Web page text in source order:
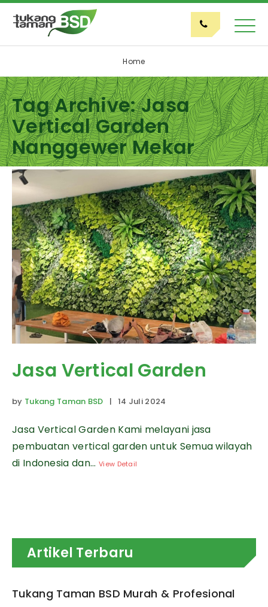
Home
Tag Archive: Jasa
Vertical Garden
Nanggewer Mekar
Jasa Vertical Garden
by Tukang Taman BSD | 14 Juli 2024
Jasa Vertical Garden Kami melayani jasa
pembuatan vertical garden untuk Semua wilayah
di Indonesia dan...View Detail
Artikel Terbaru
Tukang Taman BSD Murah & Profesional